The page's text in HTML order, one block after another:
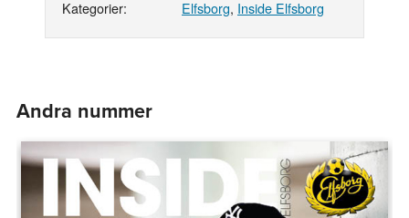
Kategorier:
Elfsborg, Inside Elfsborg
Andra nummer